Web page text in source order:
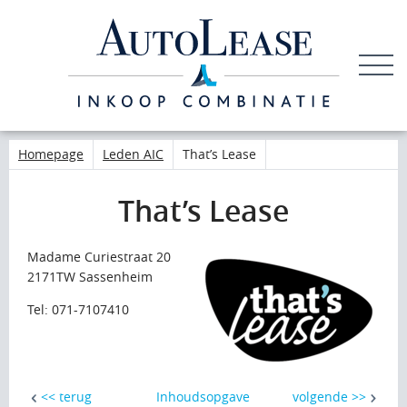
LEDEN
Homepage Leden AIC That’s Lease
That’s Lease
Madame Curiestraat 20
2171TW Sassenheim
Tel: 071-7107410
<< terug Inhoudsopgave volgende >>